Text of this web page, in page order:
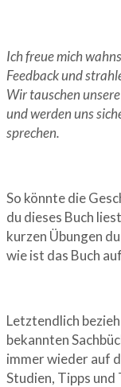
Ich freue mich
Feedback und
Wir tauschen
und werden uns
sprechen.
So könnte die
du dieses Buch
kurzen Übungen
wie ist das Buch
Letztendlich
bekannten
immer wieder auf
Studien, Tipps und